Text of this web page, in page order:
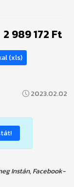
2 989 172 Ft
(xls)
2023.02.02
Instán, Facebook-